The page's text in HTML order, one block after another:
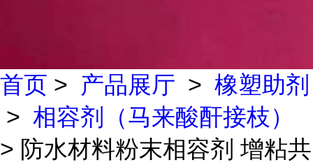
首页 > 产品展厅 > 橡塑助剂
> 相容剂（马来酸酐接枝）
> 防水材料粉末相容剂 增粘共